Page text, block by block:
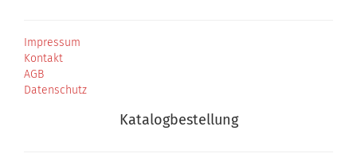
Impressum
Kontakt
AGB
Datenschutz
Katalogbestellung